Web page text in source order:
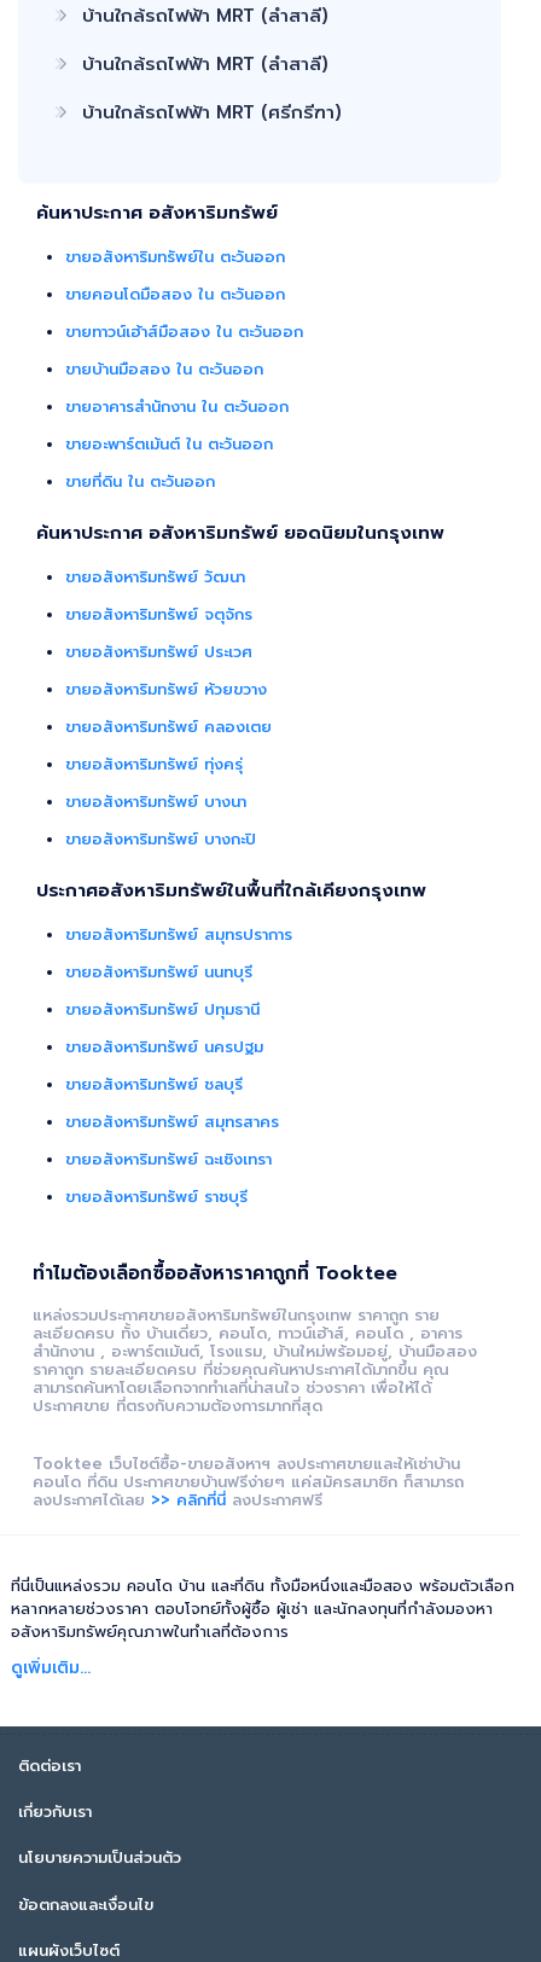
บ้านใกล้รถไฟฟ้า MRT (ลำสาลี)
บ้านใกล้รถไฟฟ้า MRT (ลำสาลี)
บ้านใกล้รถไฟฟ้า MRT (ศรีกรีฑา)
ค้นหาประกาศ อสังหาริมทรัพย์
ขายอสังหาริมทรัพย์ใน ตะวันออก
ขายคอนโดมือสอง ใน ตะวันออก
ขายทาวน์เฮ้าส์มือสอง ใน ตะวันออก
ขายบ้านมือสอง ใน ตะวันออก
ขายอาคารสำนักงาน ใน ตะวันออก
ขายอะพาร์ตเม้นต์ ใน ตะวันออก
ขายที่ดิน ใน ตะวันออก
ค้นหาประกาศ อสังหาริมทรัพย์ ยอดนิยมในกรุงเทพ
ขายอสังหาริมทรัพย์ วัฒนา
ขายอสังหาริมทรัพย์ จตุจักร
ขายอสังหาริมทรัพย์ ประเวศ
ขายอสังหาริมทรัพย์ ห้วยขวาง
ขายอสังหาริมทรัพย์ คลองเตย
ขายอสังหาริมทรัพย์ ทุ่งครุ่
ขายอสังหาริมทรัพย์ บางนา
ขายอสังหาริมทรัพย์ บางกะปิ
ประกาศอสังหาริมทรัพย์ในพื้นที่ใกล้เคียงกรุงเทพ
ขายอสังหาริมทรัพย์ สมุทรปราการ
ขายอสังหาริมทรัพย์ นนทบุรี
ขายอสังหาริมทรัพย์ ปทุมธานี
ขายอสังหาริมทรัพย์ นครปฐม
ขายอสังหาริมทรัพย์ ชลบุรี
ขายอสังหาริมทรัพย์ สมุทรสาคร
ขายอสังหาริมทรัพย์ ฉะเชิงเทรา
ขายอสังหาริมทรัพย์ ราชบุรี
ทำไมต้องเลือกซื้ออสังหาราคาถูกที่ Tooktee
แหล่งรวมประกาศขายอสังหาริมทรัพย์ในกรุงเทพ ราคาถูก ราย
ละเอียดครบ ทั้ง บ้านเดี่ยว, คอนโด, ทาวน์เฮ้าส์, คอนโด , อาคาร
สำนักงาน , อะพาร์ตเม้นต์, โรงแรม, บ้านใหม่พร้อมอยู่, บ้านมือสอง
ราคาถูก รายละเอียดครบ ที่ช่วยคุณค้นหาประกาศได้มากขึ้น คุณ
สามารถค้นหาโดยเลือกจากทำเลที่น่าสนใจ ช่วงราคา เพื่อให้ได้
ประกาศขาย ที่ตรงกับความต้องการมากที่สุด
Tooktee เว็บไซต์ซื้อ-ขายอสังหาฯ ลงประกาศขายและให้เช่าบ้าน
คอนโด ที่ดิน ประกาศขายบ้านฟรีง่ายๆ แค่สมัครสมาชิก ก็สามารถ
ลงประกาศได้เลย >> คลิกที่นี่ ลงประกาศฟรี
ที่นี่เป็นแหล่งรวม คอนโด บ้าน และที่ดิน ทั้งมือหนึ่งและมือสอง พร้อมตัวเลือก
หลากหลายช่วงราคา ตอบโจทย์ทั้งผู้ซื้อ ผู้เช่า และนักลงทุนที่กำลังมองหา
อสังหาริมทรัพย์คุณภาพในทำเลที่ต้องการ
ดูเพิ่มเติม...
ติดต่อเรา
เกี่ยวกับเรา
นโยบายความเป็นส่วนตัว
ข้อตกลงและเงื่อนไข
แผนผังเว็บไซต์